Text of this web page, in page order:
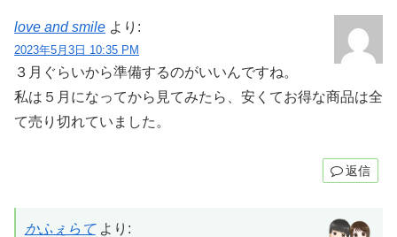
love and smile より:
2023年5月3日 10:35 PM
３月ぐらいから準備するのがいいんですね。
私は５月になってから見てみたら、安くてお得な商品は全
て売り切れていました。
返信
かふぇらて より: